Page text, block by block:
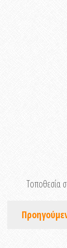
Τοποθεσία